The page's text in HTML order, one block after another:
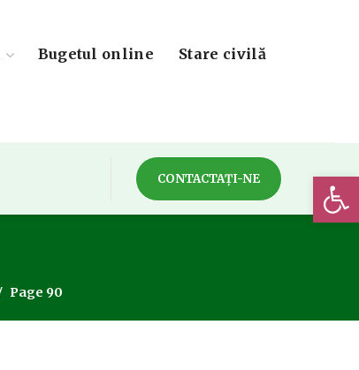
Bugetul online Stare civilă
CONTACTAȚI-NE
Page 90